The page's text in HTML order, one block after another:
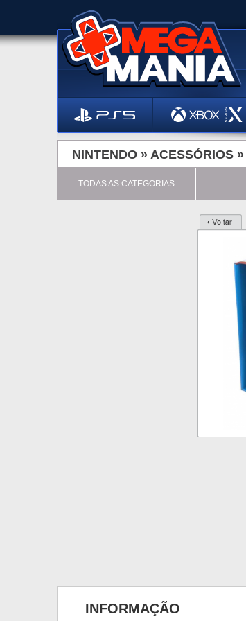
NINTENDO » ACESSÓRIOS »
TODAS AS CATEGORIAS
INFORMAÇÃO